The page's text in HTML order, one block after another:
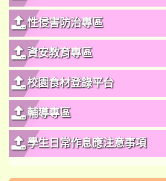
性侵害防治專區
資安教育專區
校園食材登錄平台
輔導專區
學生日常作息應注意事項